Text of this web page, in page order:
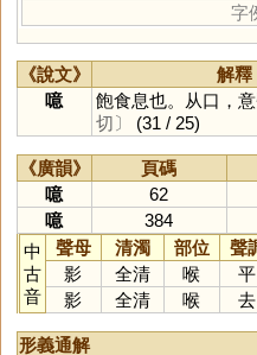
字
《說文》 解釋
噫
飽食息也。从口，意
切〕
(31 / 25)
《廣韻》 頁碼
噫
62
噫
384
中
古
音
聲母 清濁 部位 聲
影
全清 喉 平
影
全清 喉 去
形義通解